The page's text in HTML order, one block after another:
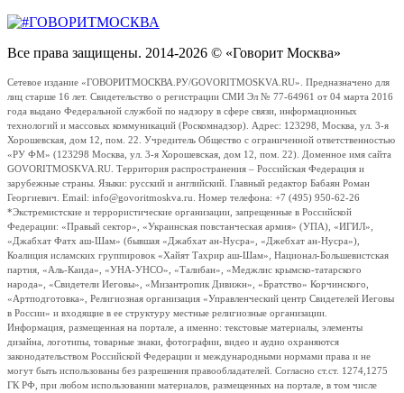
Все права защищены. 2014-2026 © «Говорит Москва»
Сетевое издание «ГОВОРИТМОСКВА.РУ/GOVORITMOSKVA.RU». Предназначено для
лиц старше 16 лет. Свидетельство о регистрации СМИ Эл № 77-64961 от 04 марта 2016
года выдано Федеральной службой по надзору в сфере связи, информационных
технологий и массовых коммуникаций (Роскомнадзор). Адрес: 123298, Москва, ул. 3-я
Хорошевская, дом 12, пом. 22. Учредитель Общество с ограниченной ответственностью
«РУ ФМ» (123298 Москва, ул. 3-я Хорошевская, дом 12, пом. 22). Доменное имя сайта
GOVORITMOSKVA.RU. Территория распространения – Российская Федерация и
зарубежные страны. Языки: русский и английский. Главный редактор Бабаян Роман
Георгиевич. Email: info@govoritmoskva.ru. Номер телефона: +7 (495) 950-62-26
*Экстремистские и террористические организации, запрещенные в Российской
Федерации: «Правый сектор», «Украинская повстанческая армия» (УПА), «ИГИЛ»,
«Джабхат Фатх аш-Шам» (бывшая «Джабхат ан-Нусра», «Джебхат ан-Нусра»),
Коалиция исламских группировок «Хайят Тахрир аш-Шам», Национал-Большевистская
партия, «Аль-Каида», «УНА-УНСО», «Талибан», «Меджлис крымско-татарского
народа», «Свидетели Иеговы», «Мизантропик Дивижн», «Братство» Корчинского,
«Артподготовка», Религиозная организация «Управленческий центр Свидетелей Иеговы
в России» и входящие в ее структуру местные религиозные организации.
Информация, размещенная на портале, а именно: текстовые материалы, элементы
дизайна, логотипы, товарные знаки, фотографии, видео и аудио охраняются
законодательством Российской Федерации и международными нормами права и не
могут быть использованы без разрешения правообладателей. Согласно ст.ст. 1274,1275
ГК РФ, при любом использовании материалов, размещенных на портале, в том числе